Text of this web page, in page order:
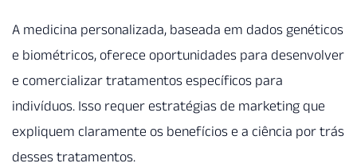
A medicina personalizada, baseada em dados genéticos
e biométricos, oferece oportunidades para desenvolver
e comercializar tratamentos específicos para
indivíduos. Isso requer estratégias de marketing que
expliquem claramente os benefícios e a ciência por trás
desses tratamentos.